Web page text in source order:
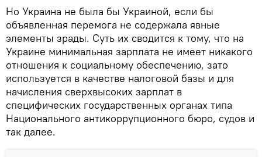
Но Украина не была бы Украиной, если бы
объявленная перемога не содержала явные
элементы зрады. Суть их сводится к тому, что на
Украине минимальная зарплата не имеет никакого
отношения к социальному обеспечению, зато
используется в качестве налоговой базы и для
начисления сверхвысоких зарплат в
специфических государственных органах типа
Национального антикоррупционного бюро, судов и
так далее.